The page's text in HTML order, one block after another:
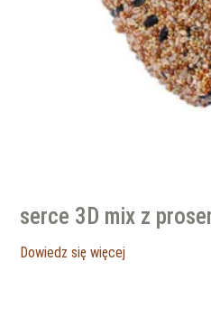
serce 3D mix z
Dowiedz się więcej